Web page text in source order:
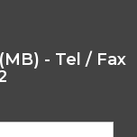
- Tel / Fax